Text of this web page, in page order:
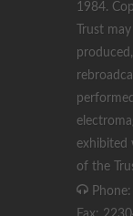
1984.
Trust
exhibited
of the